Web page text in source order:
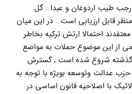
رجب طیب اردوغان و عبدا… گل
قابل ارزیابی است . در این میان
احتمالا ارتش ترکیه بخاطر
از این موضوع حملات به مواضع
شروع شده است , گسترش
عدالت وتوسعه بویژه با توجه به
با اصلاحیه قانون اساسی در